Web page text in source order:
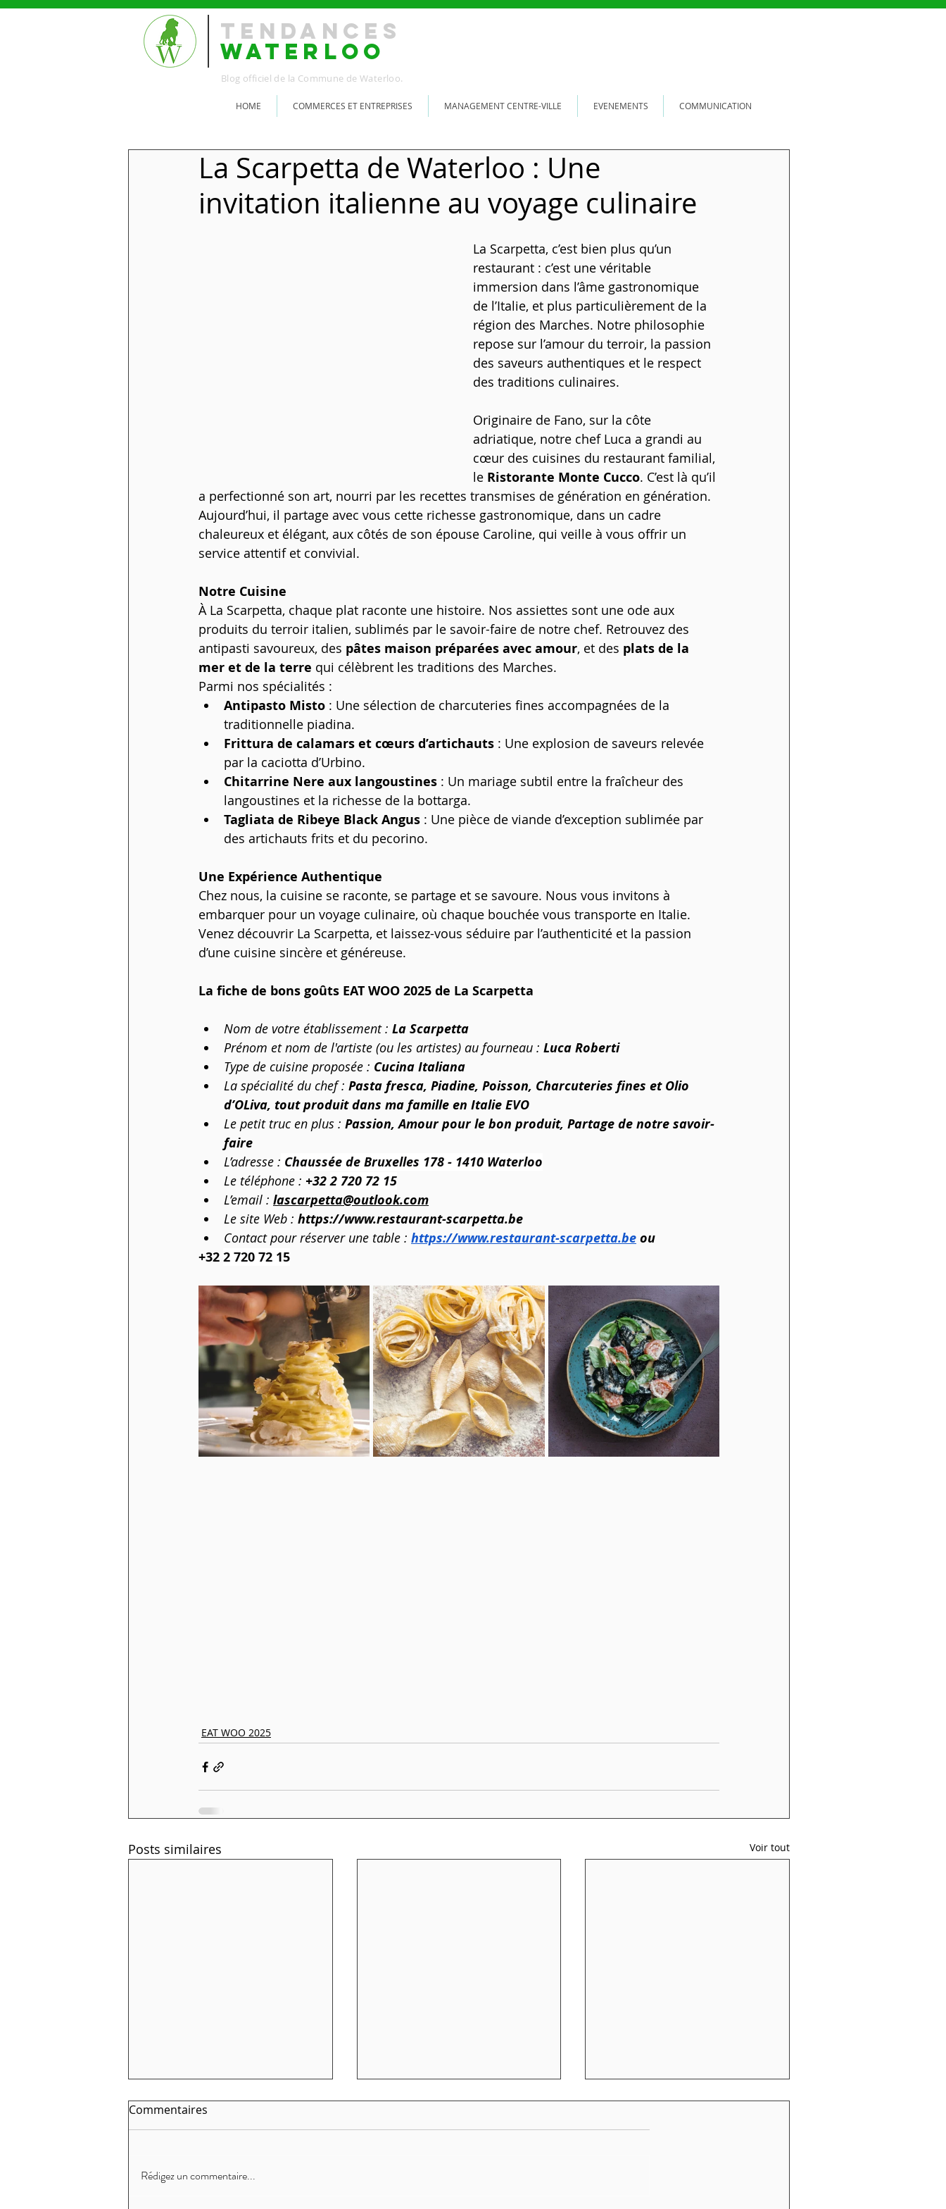
TENDANCES
WATERLOO
Blog officiel de la Commune de Waterloo.
HOME COMMERCES ET ENTREPRISES MANAGEMENT CENTRE-VILLE EVENEMENTS COMMUNICATION
La Scarpetta de Waterloo : Une
invitation italienne au voyage culinaire
La Scarpetta, c’est bien plus qu’un
restaurant : c’est une véritable
immersion dans l’âme gastronomique
de l’Italie, et plus particulièrement de la
région des Marches. Notre philosophie
repose sur l’amour du terroir, la passion
des saveurs authentiques et le respect
des traditions culinaires.
Originaire de Fano, sur la côte
adriatique, notre chef Luca a grandi au
cœur des cuisines du restaurant familial,
le Ristorante Monte Cucco. C’est là qu’il
a perfectionné son art, nourri par les recettes transmises de génération en génération.
Aujourd’hui, il partage avec vous cette richesse gastronomique, dans un cadre
chaleureux et élégant, aux côtés de son épouse Caroline, qui veille à vous offrir un
service attentif et convivial.
Notre Cuisine
À La Scarpetta, chaque plat raconte une histoire. Nos assiettes sont une ode aux
produits du terroir italien, sublimés par le savoir-faire de notre chef. Retrouvez des
antipasti savoureux, des pâtes maison préparées avec amour, et des plats de la
mer et de la terre qui célèbrent les traditions des Marches.
Parmi nos spécialités :
Antipasto Misto : Une sélection de charcuteries fines accompagnées de la
traditionnelle piadina.
Frittura de calamars et cœurs d’artichauts : Une explosion de saveurs relevée
par la caciotta d’Urbino.
Chitarrine Nere aux langoustines : Un mariage subtil entre la fraîcheur des
langoustines et la richesse de la bottarga.
Tagliata de Ribeye Black Angus : Une pièce de viande d’exception sublimée par
des artichauts frits et du pecorino.
Une Expérience Authentique
Chez nous, la cuisine se raconte, se partage et se savoure. Nous vous invitons à
embarquer pour un voyage culinaire, où chaque bouchée vous transporte en Italie.
Venez découvrir La Scarpetta, et laissez-vous séduire par l’authenticité et la passion
d’une cuisine sincère et généreuse.
La fiche de bons goûts EAT WOO 2025 de La Scarpetta
Nom de votre établissement : La Scarpetta
Prénom et nom de l'artiste (ou les artistes) au fourneau : Luca Roberti
Type de cuisine proposée : Cucina Italiana
La spécialité du chef : Pasta fresca, Piadine, Poisson, Charcuteries fines et Olio
d’OLiva, tout produit dans ma famille en Italie EVO
Le petit truc en plus : Passion, Amour pour le bon produit, Partage de notre savoir-
faire
L’adresse : Chaussée de Bruxelles 178 - 1410 Waterloo
Le téléphone : +32 2 720 72 15
L’email : lascarpetta@outlook.com
Le site Web : https://www.restaurant-scarpetta.be
Contact pour réserver une table : https://www.restaurant-scarpetta.be ou
+32 2 720 72 15
EAT WOO 2025
Posts similaires Voir tout
Commentaires
Rédigez un commentaire...